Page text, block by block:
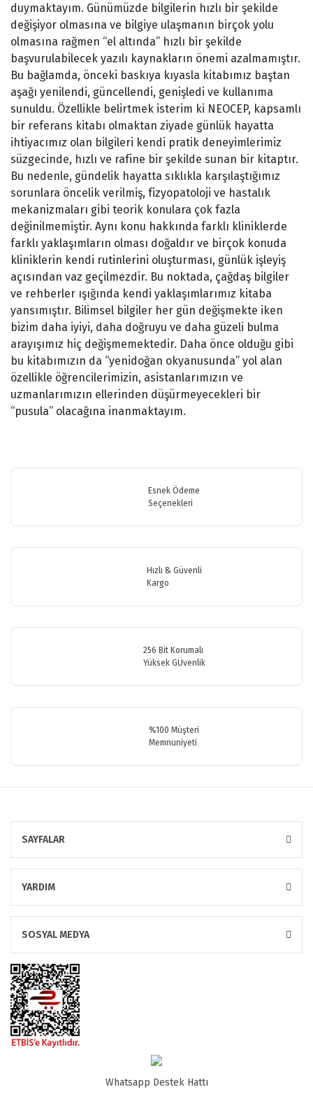
duymaktayım. Günümüzde bilgilerin hızlı bir şekilde
değişiyor olmasına ve bilgiye ulaşmanın birçok yolu
olmasına rağmen “el altında” hızlı bir şekilde
başvurulabilecek yazılı kaynakların önemi azalmamıştır.
Bu bağlamda, önceki baskıya kıyasla kitabımız baştan
aşağı yenilendi, güncellendi, genişledi ve kullanıma
sunuldu. Özellikle belirtmek isterim ki NEOCEP, kapsamlı
bir referans kitabı olmaktan ziyade günlük hayatta
ihtiyacımız olan bilgileri kendi pratik deneyimlerimiz
süzgecinde, hızlı ve rafine bir şekilde sunan bir kitaptır.
Bu nedenle, gündelik hayatta sıklıkla karşılaştığımız
sorunlara öncelik verilmiş, fizyopatoloji ve hastalık
mekanizmaları gibi teorik konulara çok fazla
değinilmemiştir. Aynı konu hakkında farklı kliniklerde
farklı yaklaşımların olması doğaldır ve birçok konuda
kliniklerin kendi rutinlerini oluşturması, günlük işleyiş
açısından vaz geçilmezdir. Bu noktada, çağdaş bilgiler
ve rehberler ışığında kendi yaklaşımlarımız kitaba
yansımıştır. Bilimsel bilgiler her gün değişmekte iken
bizim daha iyiyi, daha doğruyu ve daha güzeli bulma
arayışımız hiç değişmemektedir. Daha önce olduğu gibi
bu kitabımızın da “yenidoğan okyanusunda” yol alan
özellikle öğrencilerimizin, asistanlarımızın ve
uzmanlarımızın ellerinden düşürmeyecekleri bir
“pusula” olacağına inanmaktayım.
Bu ürüne ilk yorumu siz yapın!
Görüş ve önerileriniz için teşekkür ederiz.
Ürün resmi kalitesiz, bozuk veya görüntülenemiyor.
Ürün fiyatı diğer sitelerden daha pahalı.
Esnek Ödeme
Seçenekleri
Hızlı & Güvenli
Kargo
256 Bit Korumalı
Yüksek GÜvenlik
%100 Müşteri
Memnuniyeti
SAYFALAR
YARDIM
SOSYAL MEDYA
Whatsapp Destek Hattı